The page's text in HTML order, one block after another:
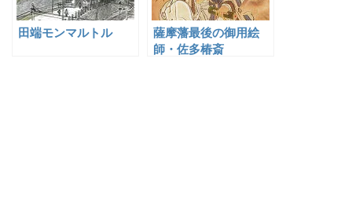
田端モンマルトル
薩摩藩最後の御用絵
師・佐多椿斎